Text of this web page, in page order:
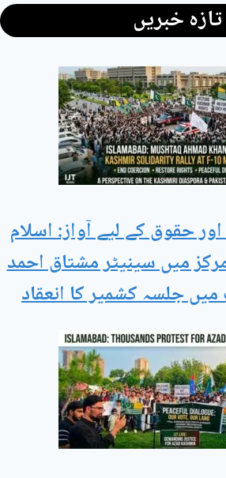
تازہ خبریں
حقوق کے لیے آواز: اسلام
کے ایف-10 مرکز میں سینیٹر مشتاق احمد
جلسہ کشمیر کا انعقاد